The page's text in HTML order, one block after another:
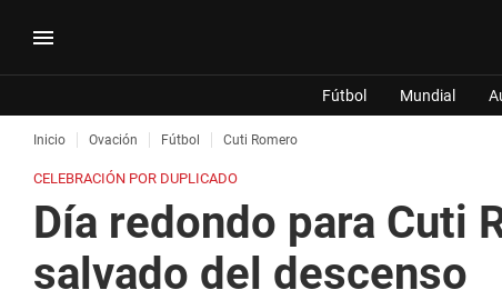
Fútbol Mundial
Inicio Ovación Fútbol Cuti Romero
CELEBRACIÓN POR DUPLICADO
Día redondo para Cuti
salvado del descenso